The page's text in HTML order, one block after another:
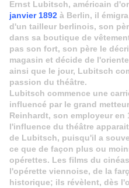
Ernst Lubitsch, américain
janvier 1892 à Berlin, il
d'un tailleur berlinois, son
dans sa boutique de
pas son fort, son père le
magasin et décide de
ainsi que le jour, Lubitsch
passion du théâtre.
Lubitsch commence une
influencé par le grand
Reinhardt, son employeur en
l'influence du théâtre
de Lubitsch, puisqu'il a
ce que de façon plus ou
opérettes. Les films du
l'opérette viennoise, de la
historique; ils révèlent, dès